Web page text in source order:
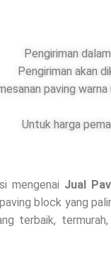
Pengiriman
Pengiriman akan
paving
Untuk harga
mengenai Jual
block yang
terbaik,